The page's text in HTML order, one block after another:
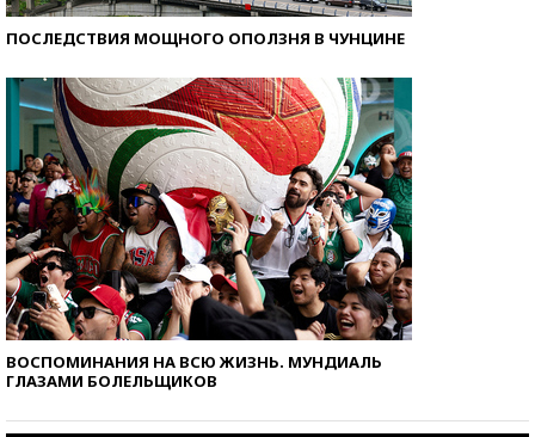
ПОСЛЕДСТВИЯ МОЩНОГО ОПОЛЗНЯ В ЧУНЦИНЕ
ВОСПОМИНАНИЯ НА ВСЮ ЖИЗНЬ. МУНДИАЛЬ
ГЛАЗАМИ БОЛЕЛЬЩИКОВ